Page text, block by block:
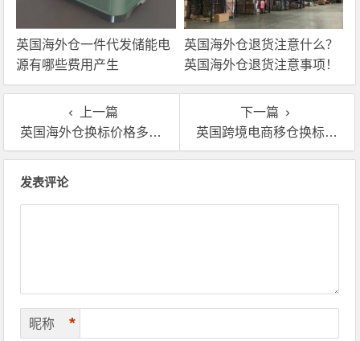
英国海外仓一件代发储能电
源有哪些费用产生
英国海外仓退货注意什么？
英国海外仓退货注意事项！
上一篇
英国海外仓换标价格多少钱,收费标准明细!
下一篇
英国跨境电商移仓换标怎么收费,移仓换标价格多少钱
发表评论
昵称 *